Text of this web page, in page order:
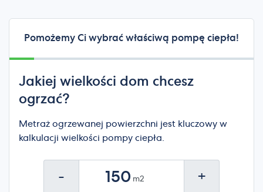
Pomożemy Ci wybrać właściwą pompę ciepła!
Jakiej wielkości dom chcesz
ogrzać?
Metraż ogrzewanej powierzchni jest kluczowy w
kalkulacji wielkości pompy ciepła.
- +